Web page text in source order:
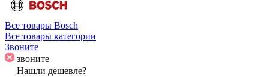
Все товары Bosch
Все товары категории
Звоните
звоните
Нашли дешевле?